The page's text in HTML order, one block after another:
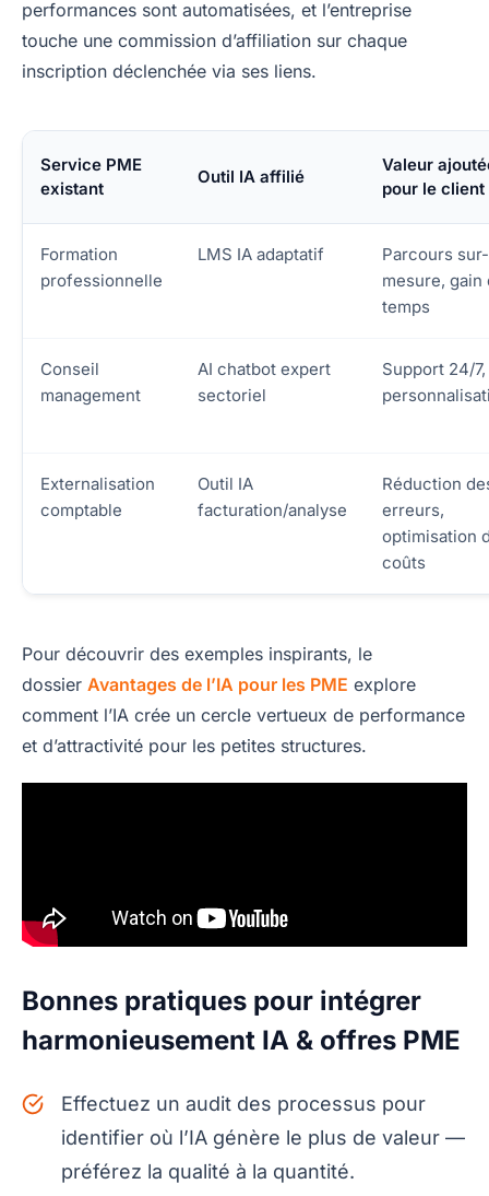
performances sont automatisées, et l’entreprise
touche une commission d’affiliation sur chaque
inscription déclenchée via ses liens.
Service PME
existant
Outil IA affilié
Valeur
pour le client
Formation
professionnelle
LMS IA adaptatif
Parcours sur-
mesure, gain
temps
Conseil
management
AI chatbot expert
sectoriel
Support 24/7,
Externalisation
comptable
Outil IA
facturation/analyse
Réduction
erreurs,
optimisation
coûts
Pour découvrir des exemples inspirants, le
dossier Avantages de l’IA pour les PME explore
comment l’IA crée un cercle vertueux de performance
et d’attractivité pour les petites structures.
Bonnes pratiques pour intégrer
harmonieusement IA & offres PME
Effectuez un audit des processus pour
identifier où l’IA génère le plus de valeur —
préférez la qualité à la quantité.